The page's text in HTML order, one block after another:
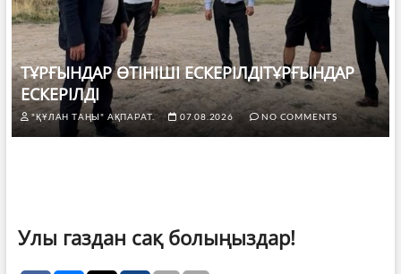
ТҰРҒЫНДАР ӨТІНІШІ ЕСКЕРІЛДІТҰРҒЫНДАР
ЕСКЕРІЛДІ
"ҚҰЛАН ТАҢЫ" АҚПАРАТ. 07.08.2026 NO COMMENTS
Улы газдан сақ болыңыздар!